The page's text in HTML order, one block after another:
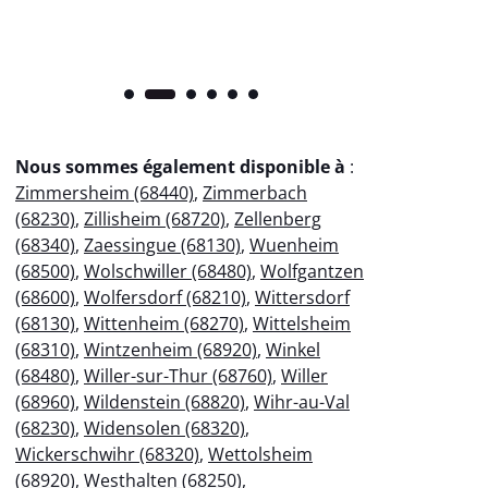
Nous sommes également disponible à :
Zimmersheim (68440), Zimmerbach
(68230), Zillisheim (68720), Zellenberg
(68340), Zaessingue (68130), Wuenheim
(68500), Wolschwiller (68480), Wolfgantzen
(68600), Wolfersdorf (68210), Wittersdorf
(68130), Wittenheim (68270), Wittelsheim
(68310), Wintzenheim (68920), Winkel
(68480), Willer-sur-Thur (68760), Willer
(68960), Wildenstein (68820), Wihr-au-Val
(68230), Widensolen (68320),
Wickerschwihr (68320), Wettolsheim
(68920), Westhalten (68250),